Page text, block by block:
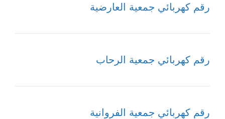
رقم كهربائي جمعية العارضية
رقم كهربائي جمعية الرحاب
رقم كهربائي جمعية الفروانية